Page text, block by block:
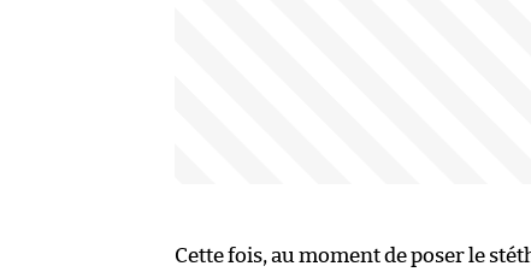
Cette fois, au moment de poser le